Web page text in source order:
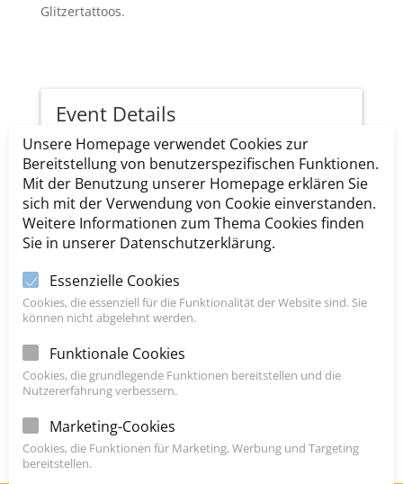
Glitzertattoos.
Event Details
}November 16, 2025
Sonntag, 16:00 to 18:00
Event Organizer
Share event
  
Unsere Homepage verwendet Cookies zur
Bereitstellung von benutzerspezifischen Funktionen.
Mit der Benutzung unserer Homepage erklären Sie
sich mit der Verwendung von Cookie einverstanden.
Weitere Informationen zum Thema Cookies finden
Sie in unserer Datenschutzerklärung.
Essenzielle Cookies
Cookies, die essenziell für die Funktionalität der Website sind. Sie
können nicht abgelehnt werden.
Funktionale Cookies
Cookies, die grundlegende Funktionen bereitstellen und die
Nutzererfahrung verbessern.
Marketing-Cookies
Cookies, die Funktionen für Marketing, Werbung und Targeting
bereitstellen.